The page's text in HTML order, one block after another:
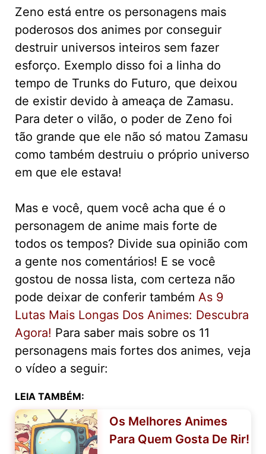
Zeno está entre os personagens mais
poderosos dos animes por conseguir
destruir universos inteiros sem fazer
esforço. Exemplo disso foi a linha do
tempo de Trunks do Futuro, que deixou
de existir devido à ameaça de Zamasu.
Para deter o vilão, o poder de Zeno foi
tão grande que ele não só matou Zamasu
como também destruiu o próprio universo
em que ele estava!
Mas e você, quem você acha que é o
personagem de anime mais forte de
todos os tempos? Divide sua opinião com
a gente nos comentários! E se você
gostou de nossa lista, com certeza não
pode deixar de conferir também As 9
Lutas Mais Longas Dos Animes: Descubra
Agora! Para saber mais sobre os 11
personagens mais fortes dos animes, veja
o vídeo a seguir:
LEIA TAMBÉM:
Os Melhores Animes
Para Quem Gosta De Rir!